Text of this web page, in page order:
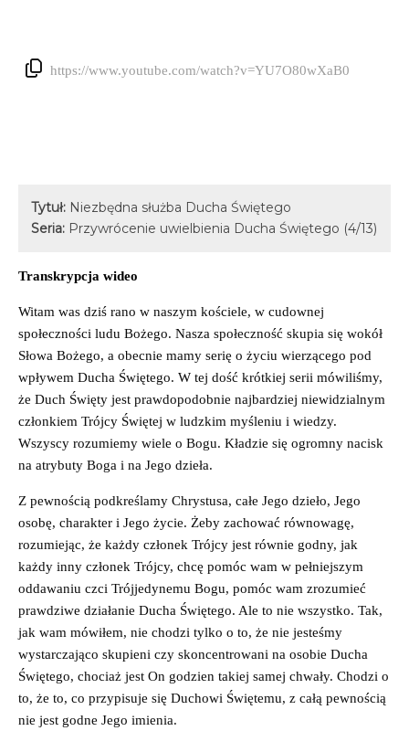
https://www.youtube.com/watch?v=YU7O80wXaB0
Tytuł: Niezbędna służba Ducha Świętego
Seria: Przywrócenie uwielbienia Ducha Świętego (4/13)
Transkrypcja wideo
Witam was dziś rano w naszym kościele, w cudownej
społeczności ludu Bożego. Nasza społeczność skupia się wokół
Słowa Bożego, a obecnie mamy serię o życiu wierzącego pod
wpływem Ducha Świętego. W tej dość krótkiej serii mówiliśmy,
że Duch Święty jest prawdopodobnie najbardziej niewidzialnym
członkiem Trójcy Świętej w ludzkim myśleniu i wiedzy.
Wszyscy rozumiemy wiele o Bogu. Kładzie się ogromny nacisk
na atrybuty Boga i na Jego dzieła.
Z pewnością podkreślamy Chrystusa, całe Jego dzieło, Jego
osobę, charakter i Jego życie. Żeby zachować równowagę,
rozumiejąc, że każdy członek Trójcy jest równie godny, jak
każdy inny członek Trójcy, chcę pomóc wam w pełniejszym
oddawaniu czci Trójjedynemu Bogu, pomóc wam zrozumieć
prawdziwe działanie Ducha Świętego. Ale to nie wszystko. Tak,
jak wam mówiłem, nie chodzi tylko o to, że nie jesteśmy
wystarczająco skupieni czy skoncentrowani na osobie Ducha
Świętego, chociaż jest On godzien takiej samej chwały. Chodzi o
to, że to, co przypisuje się Duchowi Świętemu, z całą pewnością
nie jest godne Jego imienia.